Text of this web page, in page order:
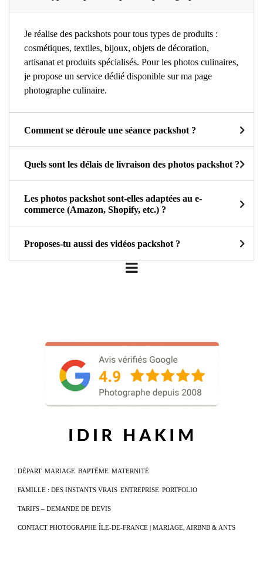
Je réalise des packshots pour tous types de produits :
cosmétiques, textiles, bijoux, objets de décoration,
artisanat et produits spécialisés. Pour les photos culinaires,
je propose un service dédié disponible sur ma page
photographe culinaire.
Comment se déroule une séance packshot ?
Quels sont les délais de livraison des photos packshot ?
Les photos packshot sont-elles adaptées au e-
commerce (Amazon, Shopify, etc.) ?
Proposes-tu aussi des vidéos packshot ?
DÉPART MARIAGE BAPTÊME MATERNITÉ
FAMILLE : DES INSTANTS VRAIS ENTREPRISE PORTFOLIO
TARIFS – DEMANDE DE DEVIS
CONTACT PHOTOGRAPHE ÎLE-DE-FRANCE | MARIAGE, AIRBNB & ANTS